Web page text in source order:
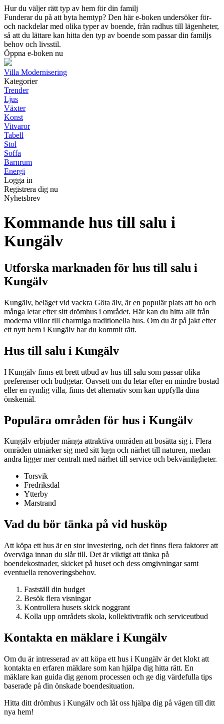
Hur du väljer rätt typ av hem för din familj
Funderar du på att byta hemtyp? Den här e-boken undersöker för-
och nackdelar med olika typer av boende, från radhus till lägenheter,
så att du lättare kan hitta den typ av boende som passar din familjs
behov och livsstil.
Öppna e-boken nu
Villa Modernisering
Kategorier
Trender
Ljus
Växter
Konst
Vitvaror
Tabell
Stol
Soffa
Barnrum
Energi
Logga in
Registrera dig nu
Nyhetsbrev
Kommande hus till salu i
Kungälv
Utforska marknaden för hus till salu i
Kungälv
Kungälv, beläget vid vackra Göta älv, är en populär plats att bo och
många letar efter sitt drömhus i området. Här kan du hitta allt från
moderna villor till charmiga traditionella hus. Om du är på jakt efter
ett nytt hem i Kungälv har du kommit rätt.
Hus till salu i Kungälv
I Kungälv finns ett brett utbud av hus till salu som passar olika
preferenser och budgetar. Oavsett om du letar efter en mindre bostad
eller en rymlig villa, finns det alternativ som kan uppfylla dina
önskemål.
Populära områden för hus i Kungälv
Kungälv erbjuder många attraktiva områden att bosätta sig i. Flera
områden utmärker sig med sitt lugn och närhet till naturen, medan
andra ligger mer centralt med närhet till service och bekvämligheter.
Torsvik
Fredriksdal
Ytterby
Marstrand
Vad du bör tänka på vid husköp
Att köpa ett hus är en stor investering, och det finns flera faktorer att
överväga innan du slår till. Det är viktigt att tänka på
boendekostnader, skicket på huset och dess omgivningar samt
eventuella renoveringsbehov.
Fastställ din budget
Besök flera visningar
Kontrollera husets skick noggrant
Kolla upp områdets skola, kollektivtrafik och serviceutbud
Kontakta en mäklare i Kungälv
Om du är intresserad av att köpa ett hus i Kungälv är det klokt att
kontakta en erfaren mäklare som kan hjälpa dig hitta rätt. En
mäklare kan guida dig genom processen och ge dig värdefulla tips
baserade på din önskade boendesituation.
Hitta ditt drömhus i Kungälv och låt oss hjälpa dig på vägen till ditt
nya hem!